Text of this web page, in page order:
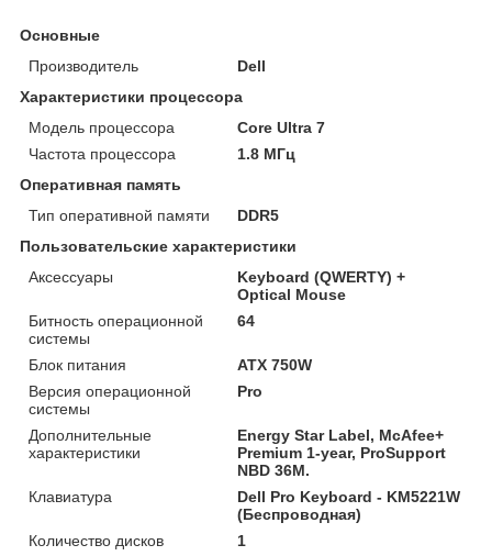
Основные
Производитель
Dell
Характеристики процессора
Модель процессора
Core Ultra 7
Частота процессора
1.8 МГц
Оперативная память
Тип оперативной памяти
DDR5
Пользовательские характеристики
Аксессуары
Keyboard (QWERTY) +
Optical Mouse
Битность операционной
системы
64
Блок питания
ATX 750W
Версия операционной
системы
Pro
Дополнительные
характеристики
Energy Star Label, McAfee+
Premium 1-year, ProSupport
NBD 36M.
Клавиатура
Dell Pro Keyboard - KM5221W
(Беспроводная)
Количество дисков
1